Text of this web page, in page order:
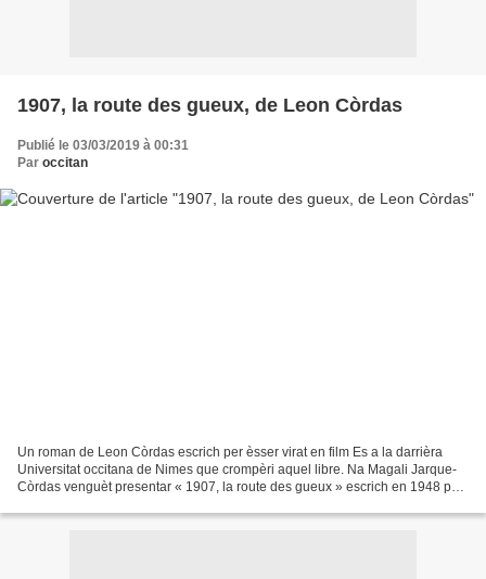
1907, la route des gueux, de Leon Còrdas
Publié le 03/03/2019 à 00:31
Par occitan
Un roman de Leon Còrdas escrich per èsser virat en film Es a la darrièra
Universitat occitana de Nimes que crompèri aquel libre. Na Magali Jarque-
Còrdas venguèt presentar « 1907, la route des gueux » escrich en 1948 per